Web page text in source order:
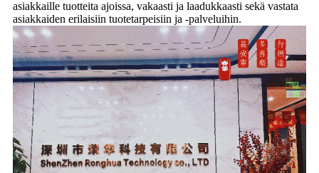
asiakkaille tuotteita ajoissa, vakaasti ja laadukkaasti sekä vastata
asiakkaiden erilaisiin tuotetarpeisiin ja -palveluihin.